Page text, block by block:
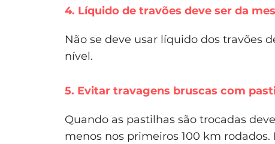
4. Líquido de travões deve ser da
Não se deve usar líquido dos travões
nível.
5. Evitar travagens bruscas com
Quando as pastilhas são trocadas
menos nos primeiros 100 km